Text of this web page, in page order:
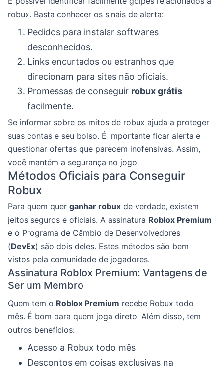
robux. Basta conhecer os sinais de alerta:
Pedidos para instalar softwares
desconhecidos.
Links encurtados ou estranhos que
direcionam para sites não oficiais.
Promessas de conseguir robux grátis
facilmente.
Se informar sobre os mitos de robux ajuda a proteger
suas contas e seu bolso. É importante ficar alerta e
questionar ofertas que parecem inofensivas. Assim,
você mantém a segurança no jogo.
Métodos Oficiais para Conseguir
Robux
Para quem quer ganhar robux de verdade, existem
jeitos seguros e oficiais. A assinatura Roblox Premium
e o Programa de Câmbio de Desenvolvedores
(DevEx) são dois deles. Estes métodos são bem
vistos pela comunidade de jogadores.
Assinatura Roblox Premium: Vantagens de
Ser um Membro
Quem tem o Roblox Premium recebe Robux todo
mês. É bom para quem joga direto. Além disso, tem
outros benefícios:
Acesso a Robux todo mês
Descontos em coisas exclusivas na